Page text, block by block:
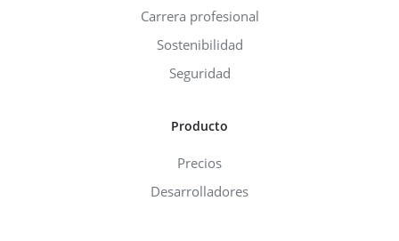
Carrera profesional
Sostenibilidad
Seguridad
Producto
Precios
Desarrolladores